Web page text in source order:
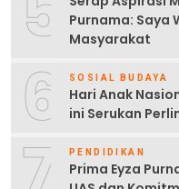
Purnama: Saya
Masyarakat
6 SOSIAL BUDAYA
Hari Anak
ini Serukan
PENDIDIKAN
Prima Eyza